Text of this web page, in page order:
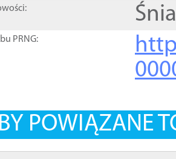
PRNG:
POWIĄZANE